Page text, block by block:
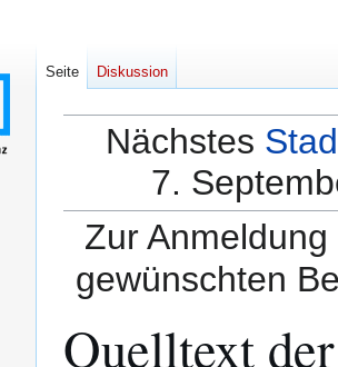
Nächstes
7.
Zur
gewünschten
Quelltext
Seite Diskussion